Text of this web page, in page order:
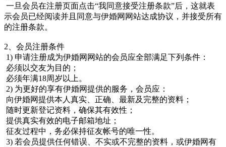
一旦会员在注册页面点击“我同意接受注册条款”后，这就表
示会员已经阅读并且同意与伊婚网网站达成协议，并接受所有
的注册条款。
2、会员注册条件
1) 申请注册成为伊婚网网站的会员应全部满足下列条件：
必须以交友为目的；
必须年满18周岁以上。
2) 为更好的享有伊婚网提供的服务，会员应：
向伊婚网提供本人真实、正确、最新及完整的资料；
随时更新登记资料，确保其有效性；
提供真实有效的电子邮箱地址；
征友过程中，务必保持征友帐号的唯一性。
3) 若会员提供任何错误、不实或不完整的资料，或伊婚网有